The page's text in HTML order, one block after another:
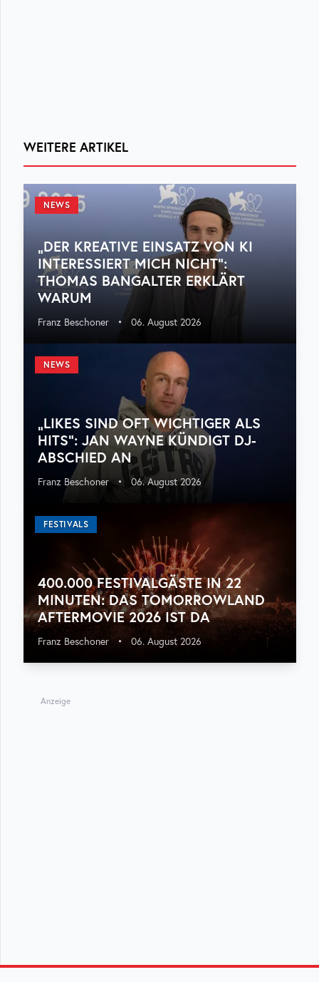
WEITERE ARTIKEL
NEWS
„DER KREATIVE EINSATZ VON KI
INTERESSIERT MICH NICHT“:
THOMAS BANGALTER ERKLÄRT
WARUM
Franz Beschoner • 06. August 2026
NEWS
„LIKES SIND OFT WICHTIGER ALS
HITS“: JAN WAYNE KÜNDIGT DJ-
ABSCHIED AN
Franz Beschoner • 06. August 2026
FESTIVALS
400.000 FESTIVALGÄSTE IN 22
MINUTEN: DAS TOMORROWLAND
AFTERMOVIE 2026 IST DA
Franz Beschoner • 06. August 2026
Anzeige